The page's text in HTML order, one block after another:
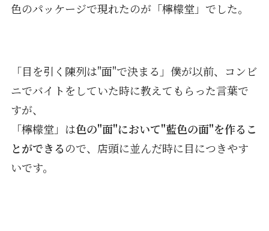
色のパッケージで現れたのが「檸檬堂」でした。
「目を引く陳列は"面"で決まる」僕が以前、コンビ
ニでバイトをしていた時に教えてもらった言葉で
すが、
「檸檬堂」は色の"面"において"藍色の面"を作るこ
とができるので、店頭に並んだ時に目につきやす
いです。